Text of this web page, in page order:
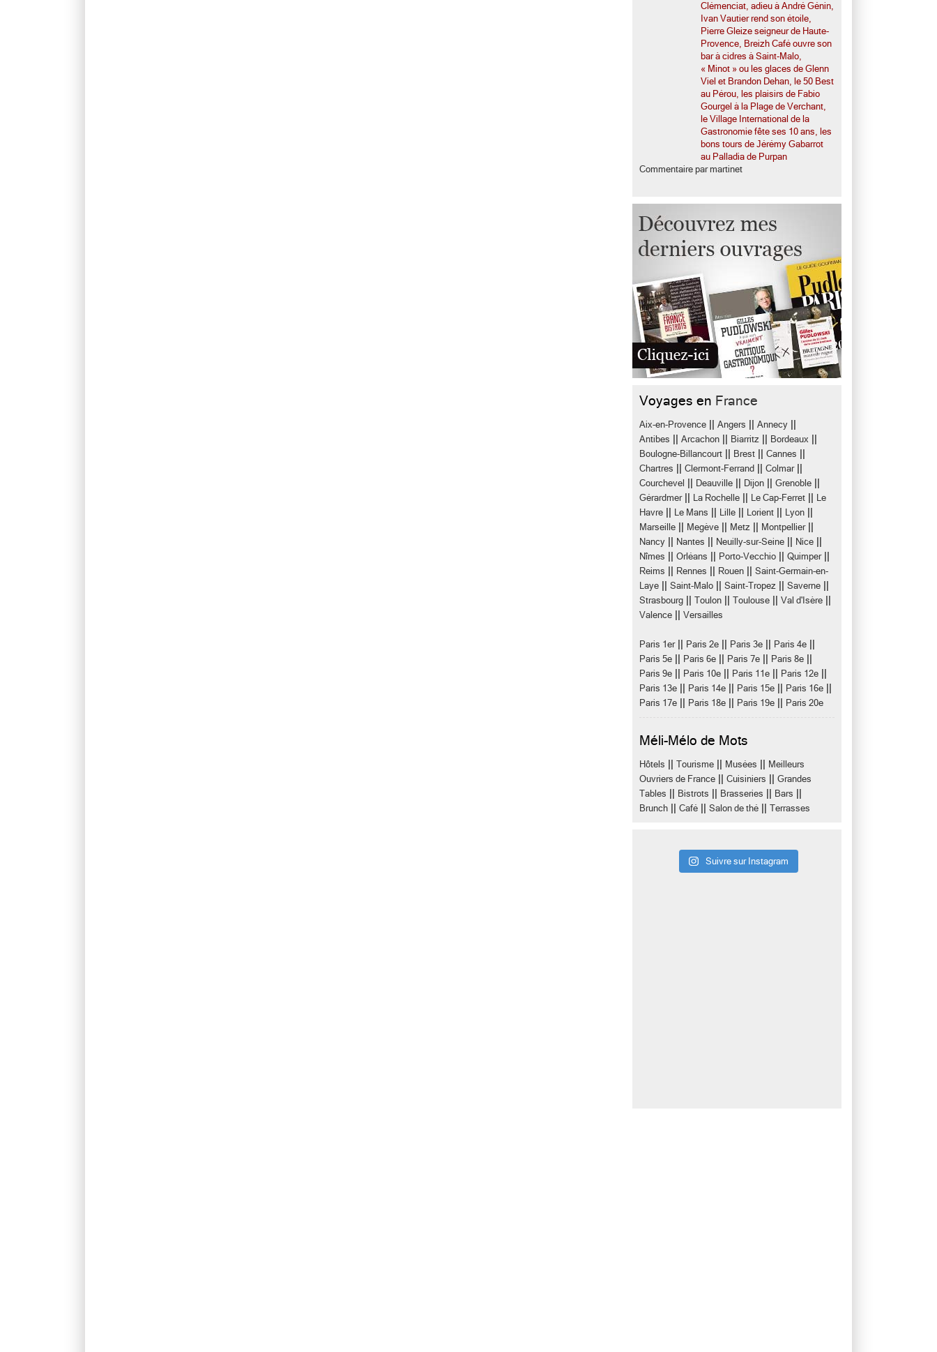
Clémenciat, adieu à André Génin,
Ivan Vautier rend son étoile,
Pierre Gleize seigneur de Haute-
Provence, Breizh Café ouvre son
bar à cidres à Saint-Malo,
« Minot » ou les glaces de Glenn
Viel et Brandon Dehan, le 50 Best
au Pérou, les plaisirs de Fabio
Gourgel à la Plage de Verchant,
le Village International de la
Gastronomie fête ses 10 ans, les
bons tours de Jérémy Gabarrot
au Palladia de Purpan
Commentaire par martinet
Voyages en France
Aix-en-Provence Angers Annecy
Antibes Arcachon Biarritz Bordeaux
Boulogne-Billancourt Brest Cannes
Chartres Clermont-Ferrand Colmar||
Courchevel Deauville Dijon Grenoble
Gérardmer|| La Rochelle Le Cap-Ferret
Le
Havre
Le Mans Lille Lorient Lyon
Marseille Megève Metz Montpellier||
Nancy Nantes Neuilly-sur-Seine Nice
Nîmes Orléans Porto-Vecchio Quimper||
Reims Rennes Rouen
Saint-Germain-en-
Laye
Saint-Malo Saint-Tropez Saverne
Strasbourg Toulon Toulouse Val d'Isère
Valence Versailles
Paris 1er|| Paris 2e Paris 3e Paris 4e
Paris 5e Paris 6e Paris 7e Paris 8e
Paris 9e Paris 10e Paris 11e Paris 12e
Paris 13e Paris 14e Paris 15e Paris 16e
Paris 17e Paris 18e Paris 19e Paris 20e
Méli-Mélo de Mots
Hôtels Tourisme Musées
Meilleurs
Ouvriers de France
Cuisiniers
Grandes
Tables
Bistrots Brasseries Bars
Brunch Café Salon de thé Terrasses
Suivre sur Instagram